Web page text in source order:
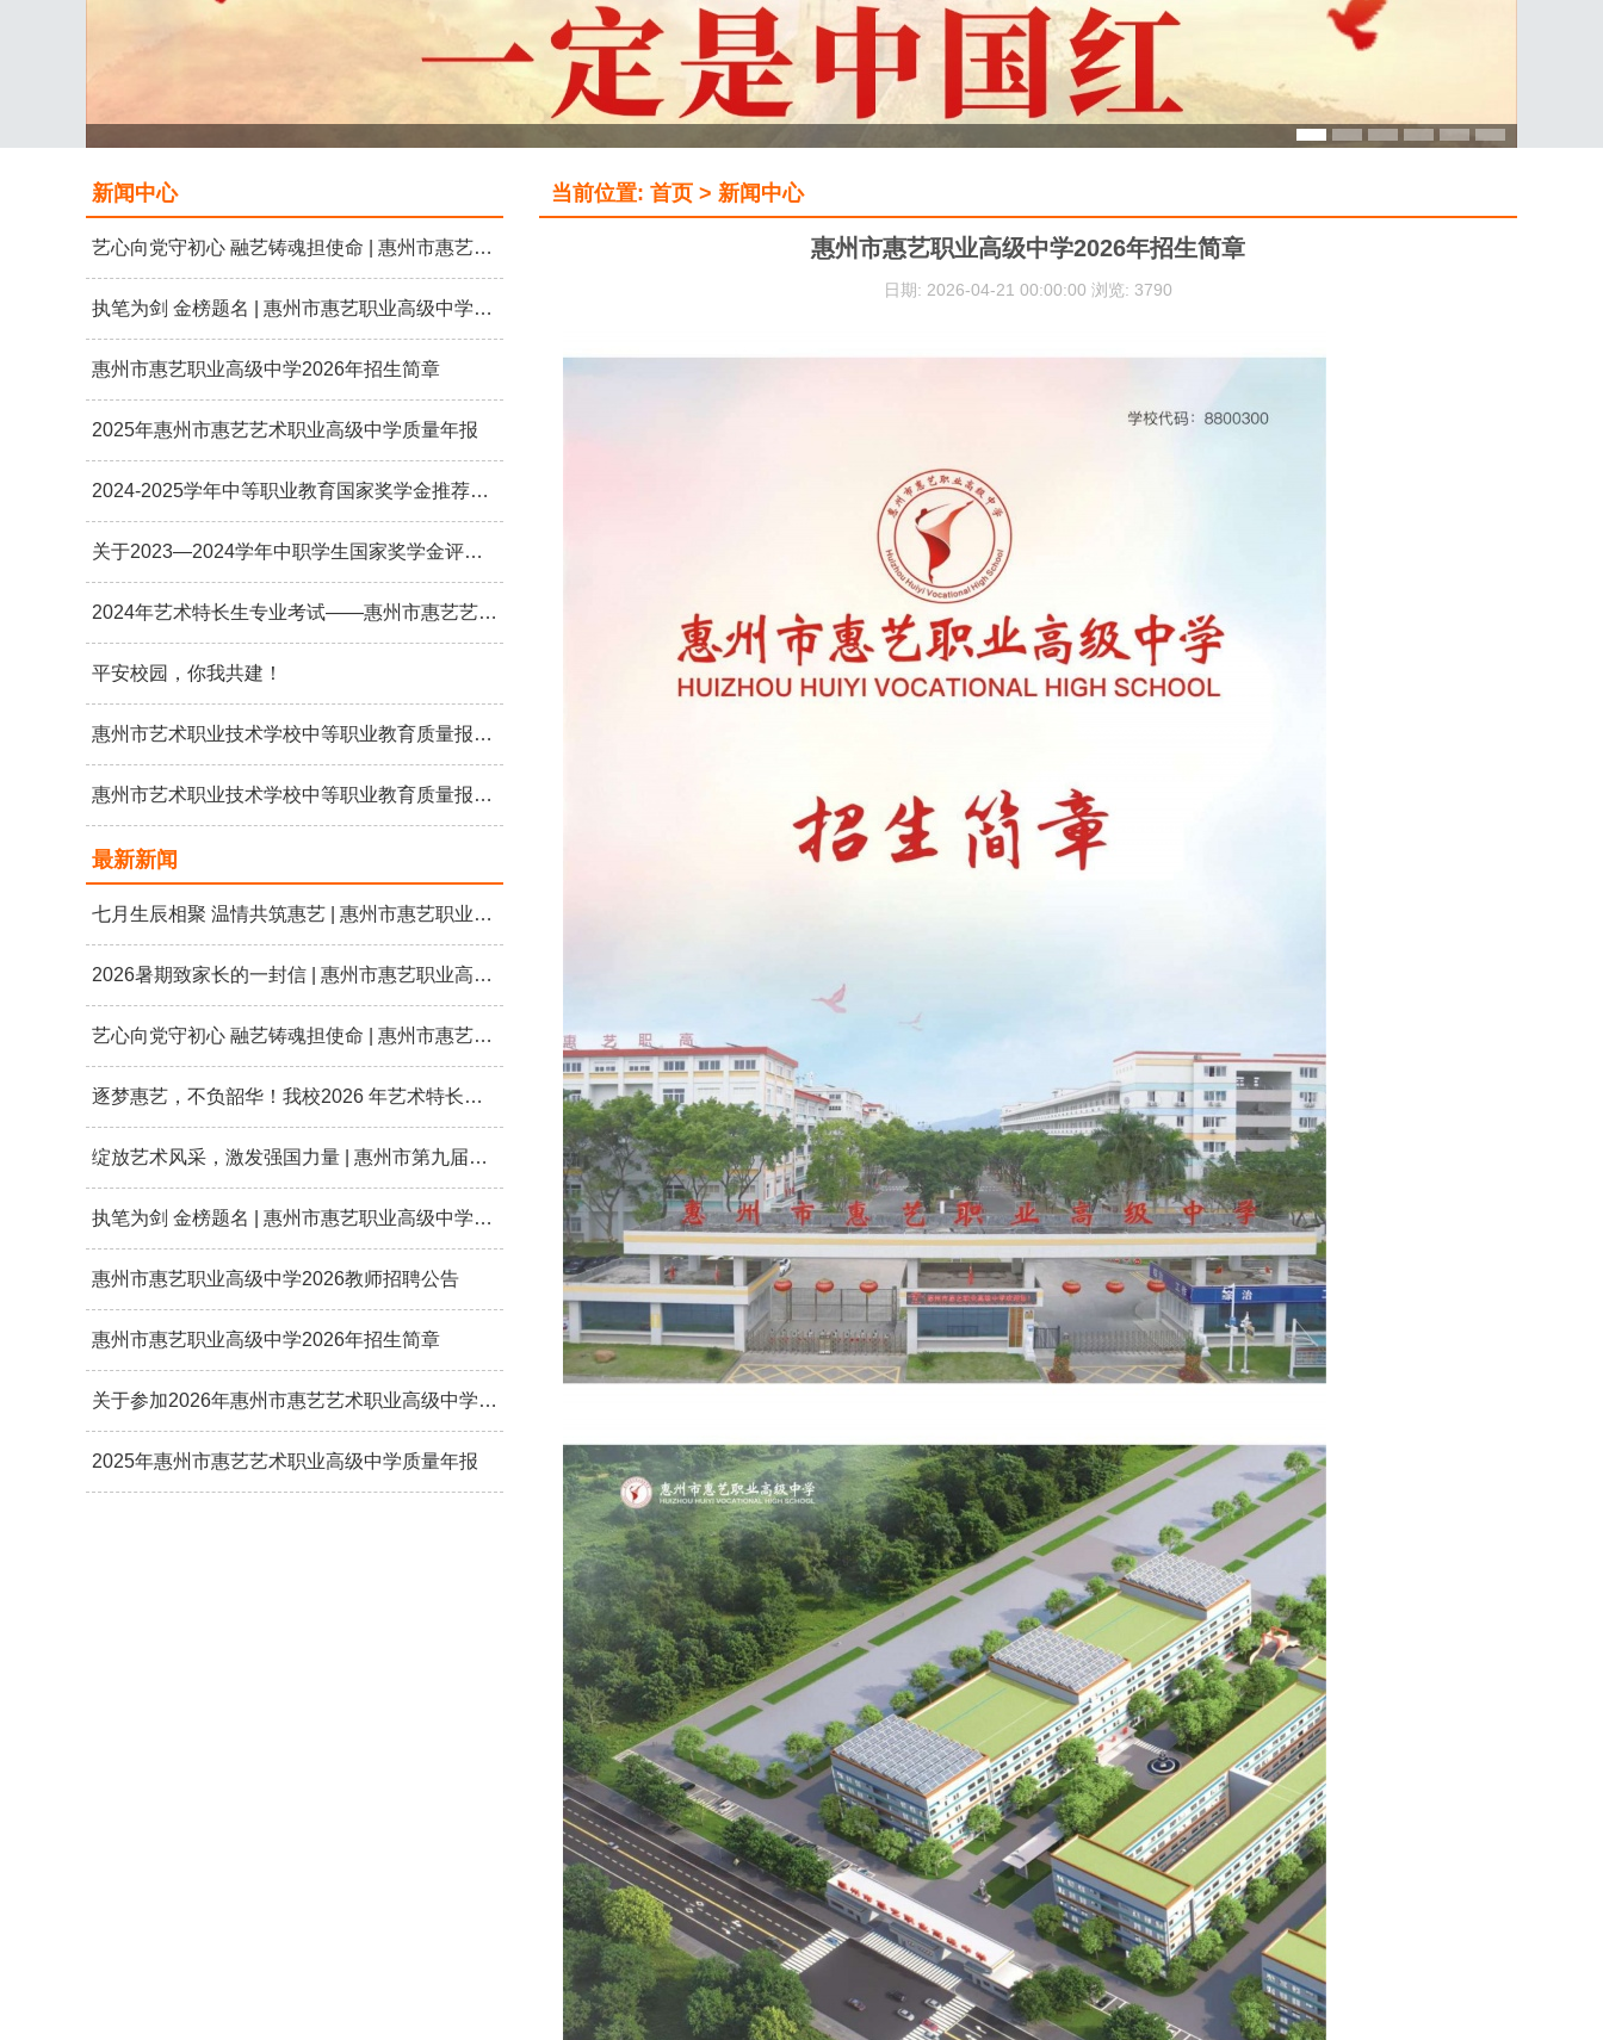
新闻中心
艺心向党守初心 融艺铸魂担使命 | 惠州市惠艺职业高级中学开展“艺心向党 礼赞七一”主题党日活动
执笔为剑 金榜题名 | 惠州市惠艺职业高级中学2026高考送考
惠州市惠艺职业高级中学2026年招生简章
2025年惠州市惠艺艺术职业高级中学质量年报
2024-2025学年中等职业教育国家奖学金推荐学生名单公示
关于2023—2024学年中职学生国家奖学金评选结果公示
2024年艺术特长生专业考试——惠州市惠艺艺术职业高级中学
平安校园，你我共建！
惠州市艺术职业技术学校中等职业教育质量报告 （2023年度）
惠州市艺术职业技术学校中等职业教育质量报告 （2023年度）
最新新闻
七月生辰相聚 温情共筑惠艺 | 惠州市惠艺职业高级中学七月教职工生日会
2026暑期致家长的一封信 | 惠州市惠艺职业高级中学
艺心向党守初心 融艺铸魂担使命 | 惠州市惠艺职业高级中学开展“艺心向党 礼赞七一”主题党日活动
逐梦惠艺，不负韶华！我校2026 年艺术特长生专业考试圆满落幕。
绽放艺术风采，激发强国力量 | 惠州市第九届中小学生艺术展演在我校华美收官！
执笔为剑 金榜题名 | 惠州市惠艺职业高级中学2026高考送考
惠州市惠艺职业高级中学2026教师招聘公告
惠州市惠艺职业高级中学2026年招生简章
关于参加2026年惠州市惠艺艺术职业高级中学艺术特长生招生考试的通知
2025年惠州市惠艺艺术职业高级中学质量年报
当前位置: 首页 > 新闻中心
惠州市惠艺职业高级中学2026年招生简章
日期: 2026-04-21 00:00:00 浏览: 3790